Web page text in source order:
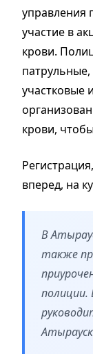
управления
участие в
крови.
участковые
крови,
вперед, на
В
также
полиции.